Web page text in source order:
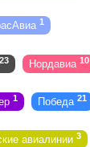
1
23 Нордавиа 10
1 Победа 21
авиалинии 3